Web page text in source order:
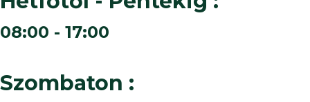
08:00 - 17:00
Szombaton :